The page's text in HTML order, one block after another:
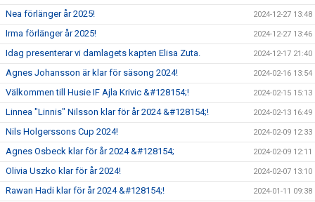
Nea förlänger år 2025! 2024-12-27 13:48
Irma förlänger år 2025! 2024-12-27 13:46
Idag presenterar vi damlagets kapten Elisa Zuta. 2024-12-17 21:40
Agnes Johansson är klar för säsong 2024! 2024-02-16 13:54
Välkommen till Husie IF Ajla Krivic &#128154;! 2024-02-15 15:13
Linnea "Linnis" Nilsson klar för år 2024 &#128154;! 2024-02-13 16:49
Nils Holgerssons Cup 2024! 2024-02-09 12:33
Agnes Osbeck klar för år 2024 &#128154; 2024-02-09 12:11
Olivia Uszko klar för år 2024! 2024-02-07 13:10
Rawan Hadi klar för år 2024 &#128154;! 2024-01-11 09:38